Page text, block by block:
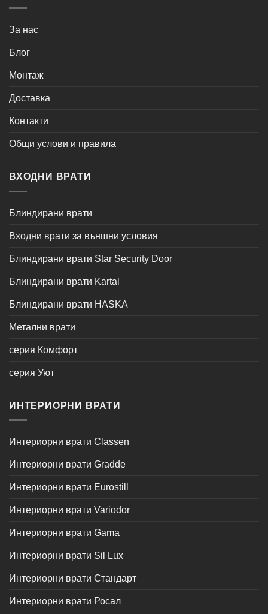
За нас
Блог
Монтаж
Доставка
Контакти
Общи услови и правила
ВХОДНИ ВРАТИ
Блиндирани врати
Входни врати за външни условия
Блиндирани врати Star Security Door
Блиндирани врати Kartal
Блиндирани врати HASKA
Метални врати
серия Комфорт
серия Уют
ИНТЕРИОРНИ ВРАТИ
Интериорни врати Classen
Интериорни врати Gradde
Интериорни врати Eurostill
Интериорни врати Variodor
Интериорни врати Gama
Интериорни врати Sil Lux
Интериорни врати Стандарт
Интериорни врати Росал